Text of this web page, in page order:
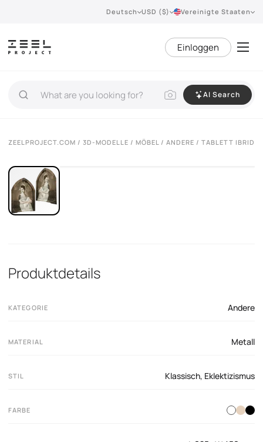
Deutsch USD ($) Vereinigte Staaten
Einloggen
AI Search
ZEELPROJECT.COM / 3D-MODELLE / MÖBEL / ANDERE / TABLETT IBRIDE
VIEW 360°
Produktdetails
KATEGORIE Andere
MATERIAL Metall
STIL Klassisch, Eklektizismus
FARBE